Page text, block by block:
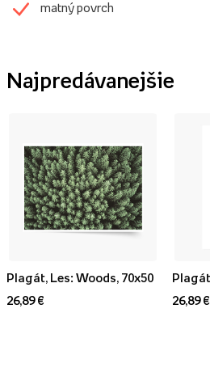
matný povrch
Najpredávanejšie
Plagát, Les: Woods, 70x50
26,89 €
26,89 €